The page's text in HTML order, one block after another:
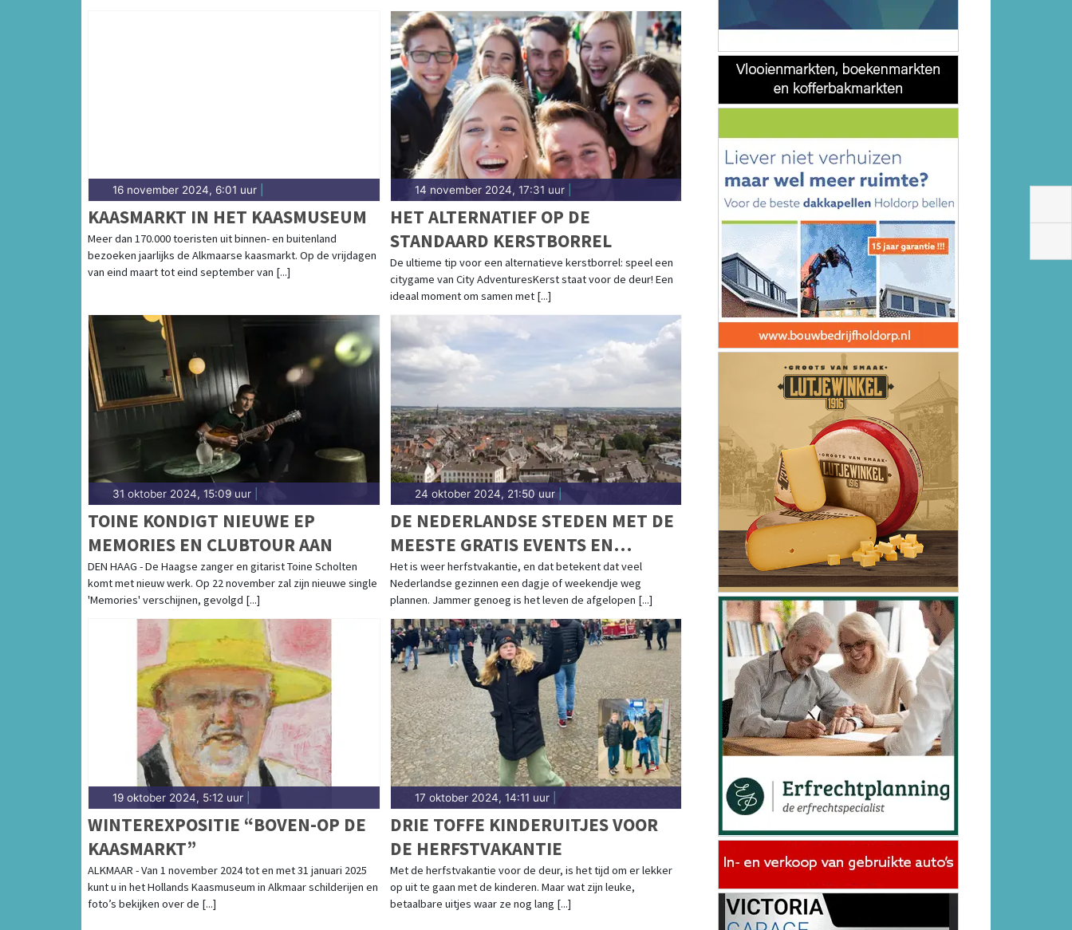
16 november 2024, 6:01 uur
KAASMARKT IN HET KAASMUSEUM
Meer dan 170.000 toeristen uit binnen- en buitenland
bezoeken jaarlijks de Alkmaarse kaasmarkt. Op de vrijdagen
van eind maart tot eind september van [...]
14 november 2024, 17:31 uur|
HET ALTERNATIEF OP DE
STANDAARD KERSTBORREL
De ultieme tip voor een alternatieve kerstborrel: speel een
citygame van City AdventuresKerst staat voor de deur! Een
ideaal moment om samen met [...]
31 oktober 2024, 15:09 uur
TOINE KONDIGT NIEUWE EP
MEMORIES EN CLUBTOUR AAN
DEN HAAG - De Haagse zanger en gitarist Toine Scholten
komt met nieuw werk. Op 22 november zal zijn nieuwe single
'Memories' verschijnen, gevolgd [...]
24 oktober 2024, 21:50 uur|
DE NEDERLANDSE STEDEN MET DE
MEESTE GRATIS EVENTS EN
BEZIENSWAARDIGHEDEN
Het is weer herfstvakantie, en dat betekent dat veel
Nederlandse gezinnen een dagje of weekendje weg
plannen. Jammer genoeg is het leven de afgelopen [...]
19 oktober 2024, 5:12 uur
WINTEREXPOSITIE “BOVEN-OP DE
KAASMARKT”
ALKMAAR - Van 1 november 2024 tot en met 31 januari 2025
kunt u in het Hollands Kaasmuseum in Alkmaar schilderijen en
foto’s bekijken over de [...]
17 oktober 2024, 14:11 uur|
DRIE TOFFE KINDERUITJES VOOR
DE HERFSTVAKANTIE
Met de herfstvakantie voor de deur, is het tijd om er lekker
op uit te gaan met de kinderen. Maar wat zijn leuke,
betaalbare uitjes waar ze nog lang [...]